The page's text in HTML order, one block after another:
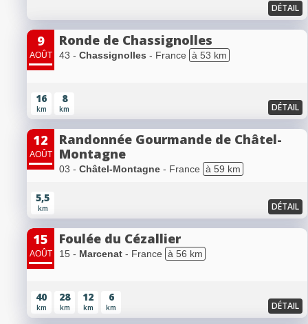
DÉTAIL
9
AOÛT
Ronde de Chassignolles
43 - Chassignolles - France à 53 km
16
km
8
km DÉTAIL
12
AOÛT
Randonnée Gourmande de Châtel-
Montagne
03 - Châtel-Montagne - France à 59 km
5,5
km DÉTAIL
15
AOÛT
Foulée du Cézallier
15 - Marcenat - France à 56 km
40
km
28
km
12
km
6
km DÉTAIL